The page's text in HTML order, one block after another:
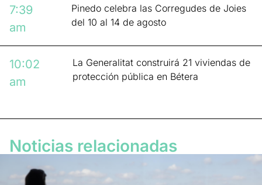
7:39
am
Pinedo celebra las Corregudes de Joies
del 10 al 14 de agosto
10:02
am
La Generalitat construirá 21 viviendas de
protección pública en Bétera
Noticias relacionadas